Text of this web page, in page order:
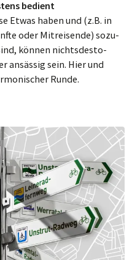
bedient
Et­was haben und (z.B. in
oder Mit­rei­sen­de) so­zu­
kön­nen nichts­des­to­
sein. Hier und
Runde.